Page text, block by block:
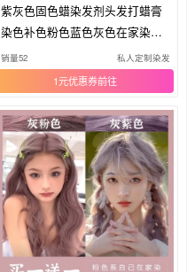
紫灰色固色蜡染发剂头发打蜡膏
染色补色粉色蓝色灰色在家染不
伤发
销量52 私人定制染发
1元优惠券